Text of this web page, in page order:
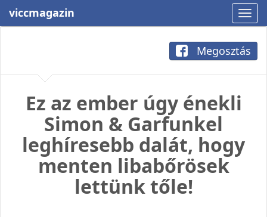
viccmagazin
Megosztás
Ez az ember úgy énekli
Simon & Garfunkel
leghíresebb dalát, hogy
menten libabőrösek
lettünk tőle!